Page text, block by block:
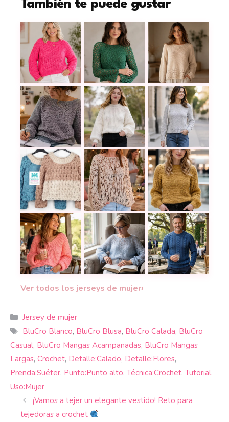
También te puede gustar
Suéter Lovely a ganchillo, una prenda delicada
Blusa Edera a crochet: un
El suéter top
Teje el sweater Adler a crochet y crea una
Jersey Suspiro a crochet: una
Un suéter tejido a
Cómo tejer jersey de encaje con escote
Cómo hacer un suéter boho a
Suéter Giorgio de
Ver todos los jerseys de mujer›
Categorías
Jersey de mujer
Etiquetas
BluCro Blanco, BluCro Blusa, BluCro Calada, BluCro
Casual, BluCro Mangas Acampanadas, BluCro Mangas
Largas, Crochet, Detalle:Calado, Detalle:Flores,
Prenda:Suéter, Punto:Punto alto, Técnica:Crochet, Tutorial,
Uso:Mujer
¡Vamos a tejer un elegante vestido! Reto para
tejedoras a crochet